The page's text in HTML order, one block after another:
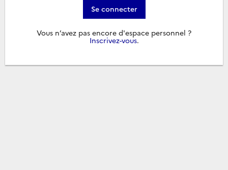
Se connecter
Vous n’avez pas encore d'espace personnel ?
Inscrivez-vous.